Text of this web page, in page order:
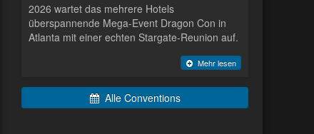
2026 wartet das mehrere Hotels
überspannende Mega-Event Dragon Con in
Atlanta mit einer echten Stargate-Reunion auf.
Mehr lesen
Alle Conventions